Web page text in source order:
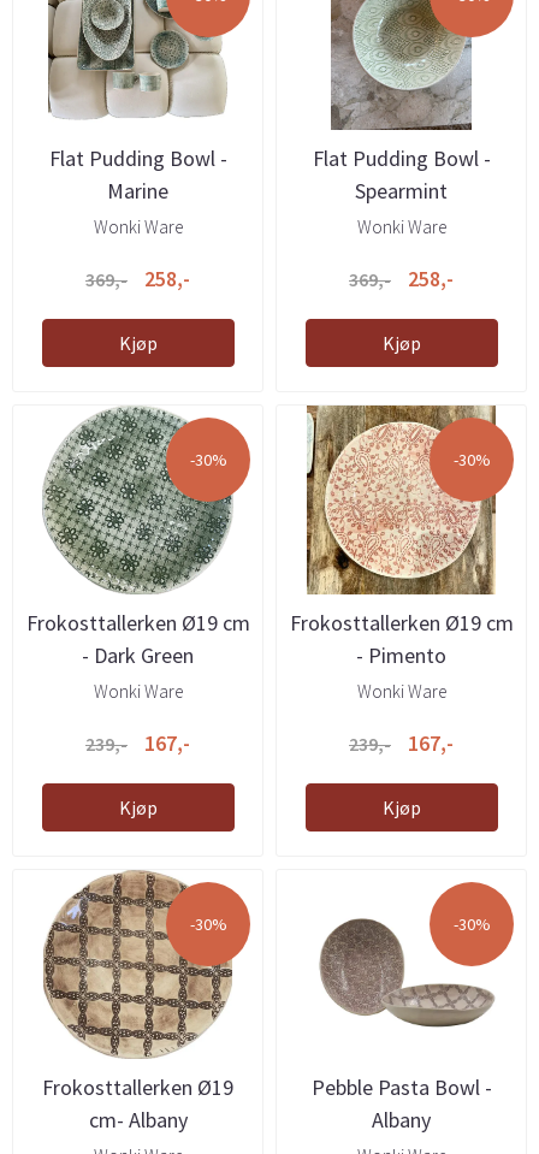
Flat Pudding Bowl -
Marine
Wonki Ware
369,- 258,-
Kjøp
Flat Pudding Bowl -
Spearmint
Wonki Ware
369,- 258,-
Kjøp
-30%
Frokosttallerken Ø19 cm
- Dark Green
Wonki Ware
239,- 167,-
Kjøp
-30%
Frokosttallerken Ø19 cm
- Pimento
Wonki Ware
239,- 167,-
Kjøp
-30%
Frokosttallerken Ø19
cm- Albany
-30%
Pebble Pasta Bowl -
Albany